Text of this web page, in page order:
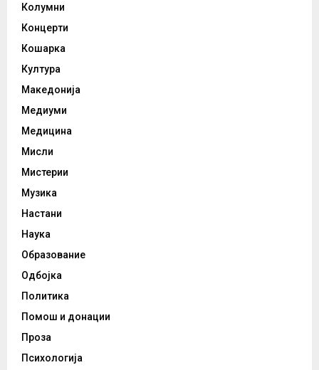
Колумни
Концерти
Кошарка
Култура
Македонија
Медиуми
Медицина
Мисли
Мистерии
Музика
Настани
Наука
Образование
Одбојка
Политика
Помош и донации
Проза
Психологија